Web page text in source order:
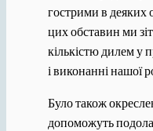
гострими в деяких
цих обставин ми
кількістю дилем у
і виконанні нашої
Було також
допоможуть